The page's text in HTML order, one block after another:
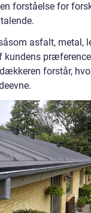
forståelse for
asfalt, metal,
forstår,